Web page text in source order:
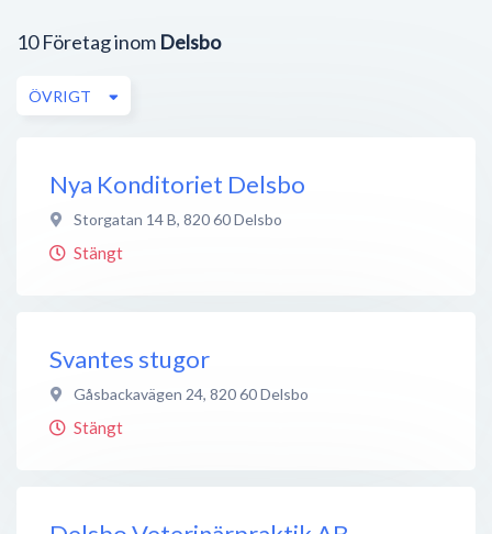
10 Företag inom Delsbo
ÖVRIGT
Nya Konditoriet Delsbo
Storgatan 14 B, 820 60Delsbo
Stängt
Svantes stugor
Gåsbackavägen 24, 820 60Delsbo
Stängt